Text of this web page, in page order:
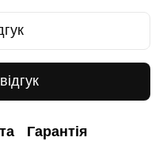
Гарантія